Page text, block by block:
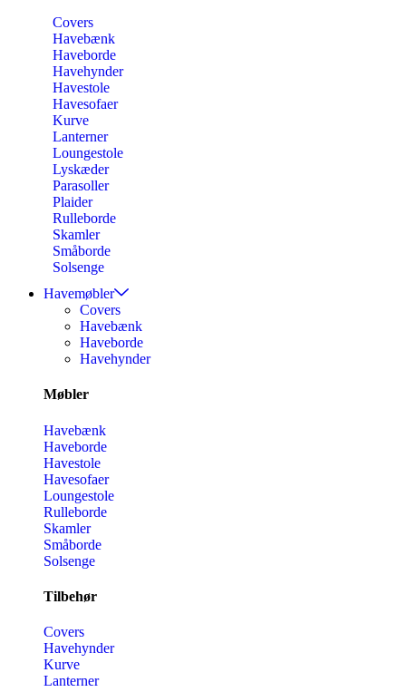
Covers
Havebænk
Haveborde
Havehynder
Havestole
Havesofaer
Kurve
Lanterner
Loungestole
Lyskæder
Parasoller
Plaider
Rulleborde
Skamler
Småborde
Solsenge
Havemøbler
Covers
Havebænk
Haveborde
Havehynder
Møbler
Havebænk
Haveborde
Havestole
Havesofaer
Loungestole
Rulleborde
Skamler
Småborde
Solsenge
Tilbehør
Covers
Havehynder
Kurve
Lanterner